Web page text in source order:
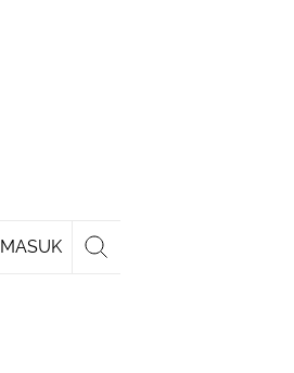
MASUK